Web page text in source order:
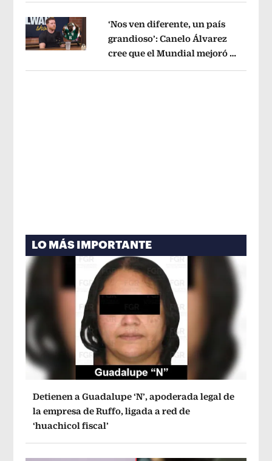
Opens in new window
‘Nos ven diferente, un país
grandioso’: Canelo Álvarez
cree que el Mundial mejoró la
LO MÁS IMPORTANTE
Detienen a Guadalupe ‘N’, apoderada legal de
la empresa de Ruffo, ligada a red de
‘huachicol fiscal’